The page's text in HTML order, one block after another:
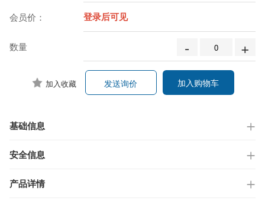
会员价： 登录后可见
数量 - +
加入收藏 加入购物车
发送询价
基础信息
安全信息
产品详情